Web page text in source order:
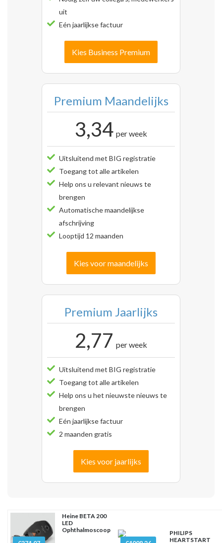
uit
Eén jaarlijkse factuur
Kies Business Premium
Premium Maandelijks
3,34 per week
Uitsluitend met BIG registratie
Toegang tot alle artikelen
Help ons u relevant nieuws te
brengen
Automatische maandelijkse
afschrijving
Looptijd 12 maanden
Kies voor maandelijks
Premium Jaarlijks
2,77 per week
Uitsluitend met BIG registratie
Toegang tot alle artikelen
Help ons u het nieuwste nieuws te
brengen
Eén jaarlijkse factuur
2 maanden gratis
Kies voor jaarlijks
Heine BETA 200
LED
Ophthalmoscoop
PHILIPS
HEARTSTART